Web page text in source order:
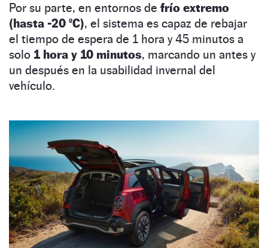
Por su parte, en entornos de frío extremo
(hasta -20 ºC), el sistema es capaz de rebajar
el tiempo de espera de 1 hora y 45 minutos a
solo 1 hora y 10 minutos, marcando un antes y
un después en la usabilidad invernal del
vehículo.